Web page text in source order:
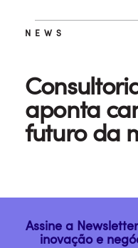
NEWS
aponta
futuro da
Assine a
inovação e